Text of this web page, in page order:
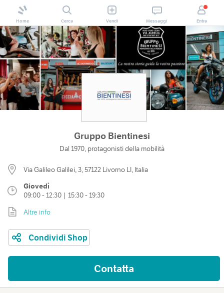
Home Cerca Vendi Messaggi Entra
Gruppo Bientinesi
Dal 1970, protagonisti della mobilità
Via Galileo Galilei, 3, 57122 Livorno LI, Italia
Giovedì
09:00 - 12:30 | 15:30 - 19:30
Altre info
Condividi Shop
Contatta